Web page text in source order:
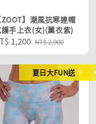
ZOOT】潮風抗寒連帽
手上衣(女)(薰衣紫)
1,200 Regular
price
NT$ 2,000
夏日大FUN送